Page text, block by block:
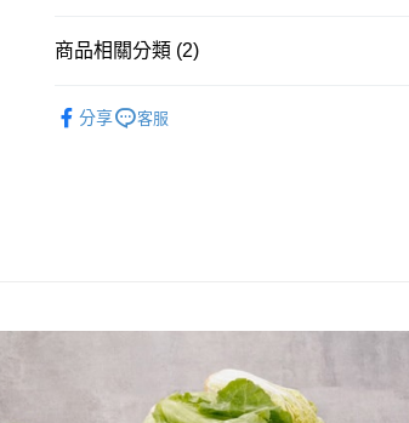
Google Pay
4.訂單成立30分鐘內，如未前往確認交易或遇審核未
消。如遇「轉專審核」未通過狀況，表示未達大哥付
【繳款方式說明】
1.分期款項不併入電信帳單，「大哥付你分期」於每
１．簡單：不需註冊會員、不需綁卡、不需儲值。
３．安心：先確認商品／服務後，再付款。
華得水產-冷凍7-11取貨(快速到店)
商品相關分類 (2)
分享 客服